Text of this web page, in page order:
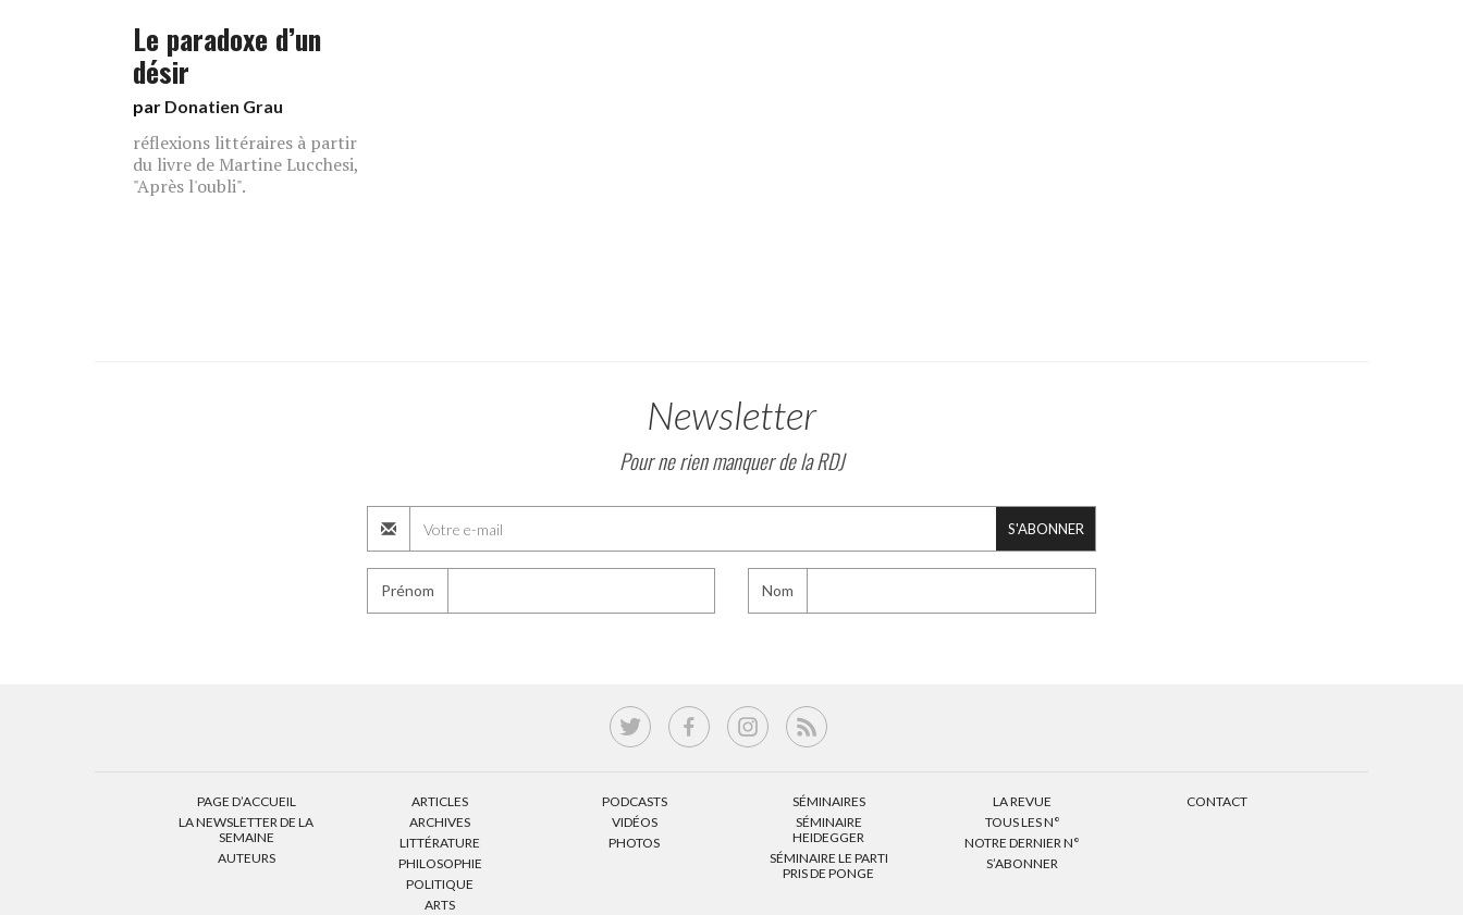
Le paradoxe d’un
désir
par Donatien Grau
réflexions littéraires à partir
du livre de Martine Lucchesi,
"Après l'oubli".
Newsletter
Pour ne rien manquer de la RDJ
S'ABONNER
Prénom Nom
PAGE D’ACCUEIL
LA NEWSLETTER DE LA
SEMAINE
AUTEURS
ARTICLES
ARCHIVES
LITTÉRATURE
PHILOSOPHIE
POLITIQUE
ARTS
PODCASTS
VIDÉOS
PHOTOS
SÉMINAIRES
SÉMINAIRE
HEIDEGGER
SÉMINAIRE LE PARTI
PRIS DE PONGE
LA REVUE
TOUS LES N°
NOTRE DERNIER N°
S’ABONNER
CONTACT